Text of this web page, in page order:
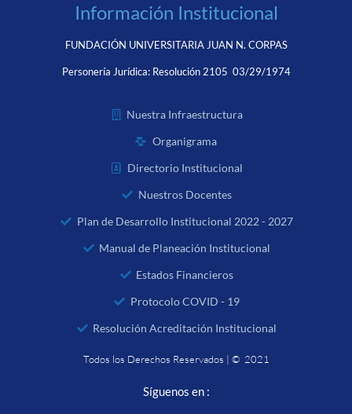
Información Institucional
FUNDACIÓN UNIVERSITARIA JUAN N. CORPAS
Personería Jurídica: Resolución 2105 03/29/1974
Nuestra Infraestructura
Organigrama
Directorio Institucional
Nuestros Docentes
Plan de Desarrollo Institucional 2022 - 2027
Manual de Planeación Institucional
Estados Financieros
Protocolo COVID - 19
Resolución Acreditación Institucional
Todos los Derechos Reservados | © 2021
Síguenos en :